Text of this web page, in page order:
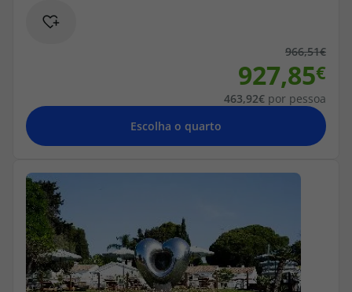
966,51
927,85
463,92
por pessoa
Escolha o quarto